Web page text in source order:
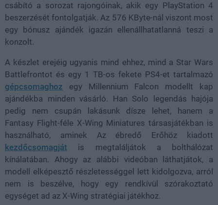
csábító a sorozat rajongóinak, akik egy PlayStation 4
beszerzését fontolgatják. Az 576 KByte-nál viszont most
egy bónusz ajándék igazán ellenállhatatlanná teszi a
konzolt.
A készlet erejéig ugyanis mind ehhez, mind a Star Wars
Battlefrontot és egy 1 TB-os fekete PS4-et tartalmazó
gépcsomaghoz egy Millennium Falcon modellt kap
ajándékba minden vásárló. Han Solo legendás hajója
pedig nem csupán lakásunk dísze lehet, hanem a
Fantasy Flight-féle X-Wing Miniatures társasjátékban is
használható, aminek Az ébredő Erőhöz kiadott
kezdőcsomagját is megtaláljátok a bolthálózat
kínálatában. Ahogy az alábbi videóban láthatjátok, a
modell elképesztő részletességgel lett kidolgozva, arról
nem is beszélve, hogy egy rendkívül szórakoztató
egységet ad az X-Wing stratégiai játékhoz.